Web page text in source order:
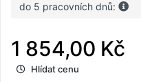
do 5 pracovních dnů:
1 854,00 Kč
Hlídat cenu